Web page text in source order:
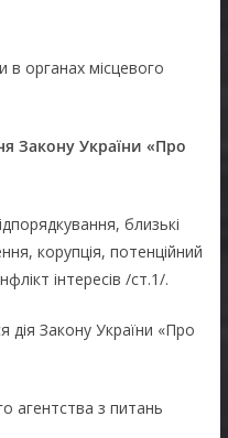
в органах місцевого
Закону України «Про
близькі
корупція, потенційний
інтересів /ст.1/.
дія Закону України «Про
агентства з питань